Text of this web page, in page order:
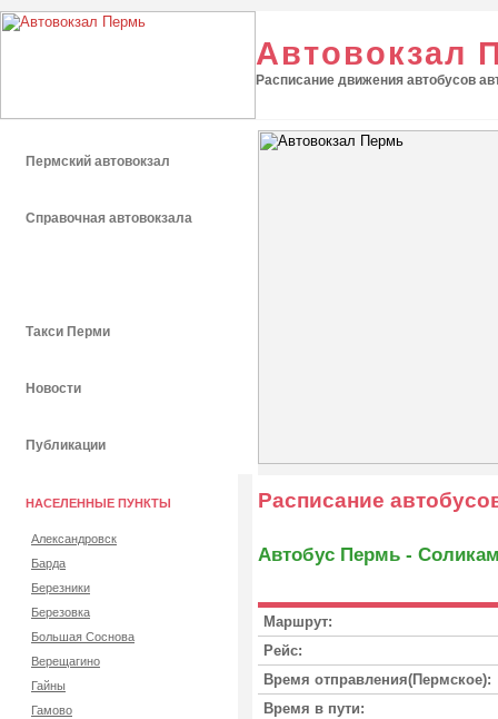
Автовокзал
Расписание движения автобусов
Пермский автовокзал
Справочная автовокзала
Такси Перми
Новости
Публикации
НАСЕЛЕННЫЕ ПУНКТЫ
Александровск
Барда
Березники
Березовка
Большая Соснова
Верещагино
Гайны
Гамово
Расписание
Автобус Пермь -
Маршрут:
Рейс:
Время отправления(Пермское):
Время в пути: